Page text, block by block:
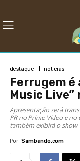
destaque noticias
Ferrugem é
Music
Apresentação será
PR no Prime Video e
também exibirá o show
Por Sambando.com